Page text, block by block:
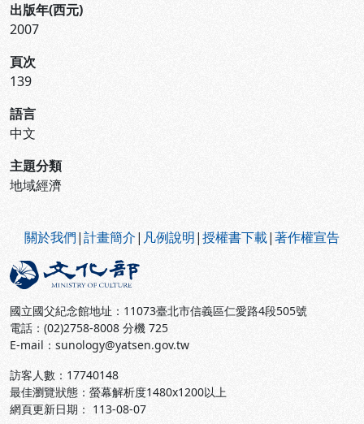
出版年(西元)
2007
頁次
139
語言
中文
主題分類
地域經濟
關於我們|計畫簡介| 凡例說明|授權書下載|著作權宣告
國立國父紀念館地址：11073臺北市信義區仁愛路4段505號
電話：(02)2758-8008 分機 725
E-mail：sunology@yatsen.gov.tw
訪客人數： 17740148
最佳瀏覽狀態：螢幕解析度1480x1200以上
網頁更新日期： 113-08-07